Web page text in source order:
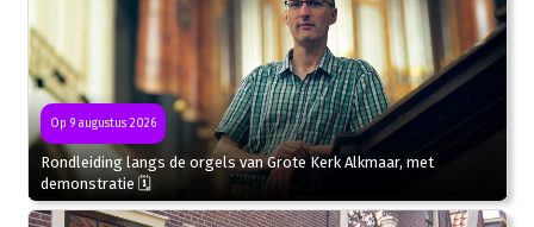
Op 9 augustus 2026
Rondleiding langs de orgels van Grote Kerk Alkmaar, met
demonstratie 🗓